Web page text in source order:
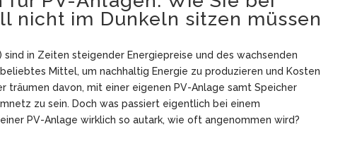
nicht im Dunkeln sitzen müssen
sind in Zeiten steigender Energiepreise und des wachsenden
Mittel, um nachhaltig Energie zu produzieren und Kosten
träumen davon, mit einer eigenen PV-Anlage samt Speicher
zu sein. Doch was passiert eigentlich bei einem
PV-Anlage wirklich so autark, wie oft angenommen wird?